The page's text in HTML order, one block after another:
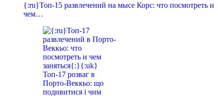
{:ru}Топ-15 развлечений на мысе Корс: что посмотреть и
чем…